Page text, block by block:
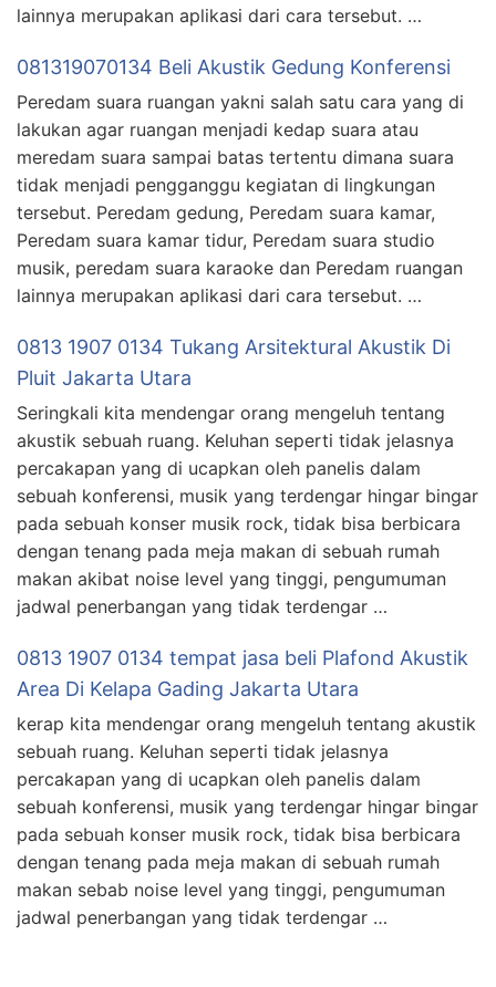
lainnya merupakan aplikasi dari cara tersebut. …
081319070134 Beli Akustik Gedung Konferensi
Peredam suara ruangan yakni salah satu cara yang di
lakukan agar ruangan menjadi kedap suara atau
meredam suara sampai batas tertentu dimana suara
tidak menjadi pengganggu kegiatan di lingkungan
tersebut. Peredam gedung, Peredam suara kamar,
Peredam suara kamar tidur, Peredam suara studio
musik, peredam suara karaoke dan Peredam ruangan
lainnya merupakan aplikasi dari cara tersebut. …
0813 1907 0134 Tukang Arsitektural Akustik Di
Pluit Jakarta Utara
Seringkali kita mendengar orang mengeluh tentang
akustik sebuah ruang. Keluhan seperti tidak jelasnya
percakapan yang di ucapkan oleh panelis dalam
sebuah konferensi, musik yang terdengar hingar bingar
pada sebuah konser musik rock, tidak bisa berbicara
dengan tenang pada meja makan di sebuah rumah
makan akibat noise level yang tinggi, pengumuman
jadwal penerbangan yang tidak terdengar …
0813 1907 0134 tempat jasa beli Plafond Akustik
Area Di Kelapa Gading Jakarta Utara
kerap kita mendengar orang mengeluh tentang akustik
sebuah ruang. Keluhan seperti tidak jelasnya
percakapan yang di ucapkan oleh panelis dalam
sebuah konferensi, musik yang terdengar hingar bingar
pada sebuah konser musik rock, tidak bisa berbicara
dengan tenang pada meja makan di sebuah rumah
makan sebab noise level yang tinggi, pengumuman
jadwal penerbangan yang tidak terdengar …